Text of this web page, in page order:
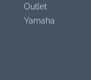
Outlet
Yamaha